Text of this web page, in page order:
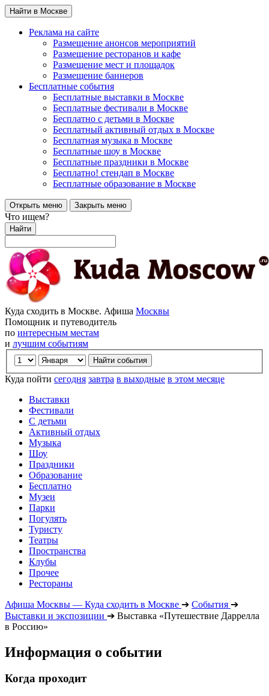
Найти в Москве
Реклама на сайте
Размещение анонсов мероприятий
Размещение ресторанов и кафе
Размещение мест и площадок
Размещение баннеров
Бесплатные события
Бесплатные выставки в Москве
Бесплатные фестивали в Москве
Бесплатно с детьми в Москве
Бесплатный активный отдых в Москве
Бесплатная музыка в Москве
Бесплатные шоу в Москве
Бесплатные праздники в Москве
Бесплатно! стендап в Москве
Бесплатные образование в Москве
Открыть меню Закрыть меню
Что ищем?
Найти
Куда сходить в Москве. Афиша Москвы
Помощник и путеводитель
по интересным местам
и лучшим событиям
Куда пойти сегодня завтра в выходные в этом месяце
Выставки
Фестивали
С детьми
Активный отдых
Музыка
Шоу
Праздники
Образование
Бесплатно
Музеи
Парки
Погулять
Туристу
Театры
Пространства
Клубы
Прочее
Рестораны
Афиша Москвы — Куда сходить в Москве ➔ События ➔
Выставки и экспозиции ➔ Выставка «Путешествие Даррелла
в Россию»
Информация о событии
Когда проходит